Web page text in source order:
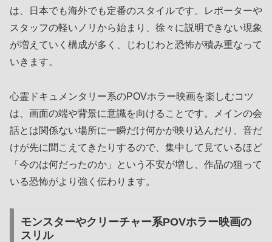
は、日本でも海外でも定番のスタイルです。レポーターや
スタッフの軽いノリから始まり、徐々に説明できない現象
が増えていく構成が多く、じわじわと恐怖が積み重なって
いきます。
心霊ドキュメンタリー系のPOVホラー映画を楽しむコツ
は、画面の端や背景に意識を向けることです。メインの会
話とは関係ない場所に一瞬だけ何かが映り込んだり、音だ
けが先に聞こえてきたりするので、集中して見ているほど
「今のは何だったのか」という不安が増し、作品の狙って
いる恐怖がより強く伝わります。
モンスターやクリーチャー系POVホラー映画の
スリル